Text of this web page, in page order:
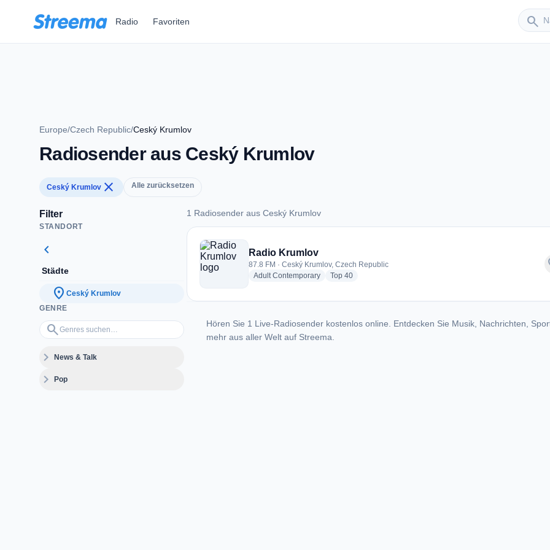
Radio Favoriten search
Sender
Europe/Czech Republic/Ceský Krumlov
Radiosender aus Ceský Krumlov
Ceský Krumlov close Alle zurücksetzen
Filter
STANDORT
chevron_left
Städte
location_on Ceský Krumlov
GENRE
search
Genres suchen…
expand_moreNews & Talk
expand_morePop
1 Radiosender aus Ceský Krumlov
1 Radiosender aus Ceský Krumlov
Radio Krumlov
87.8 FM · Ceský Krumlov, Czech Republic
Adult Contemporaryradio stations
Top 40radio stations
Hören Sie 1 Live-Radiosender kostenlos online. Entdecken Sie Musik, Nachrichten,
mehr aus aller Welt auf Streema.